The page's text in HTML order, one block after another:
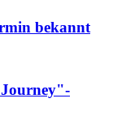
bekannt